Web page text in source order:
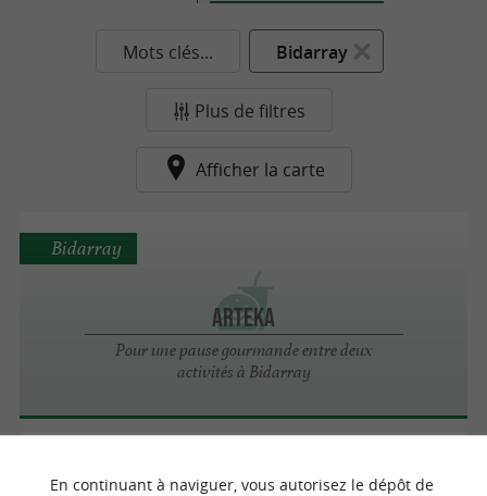
Mots clés... Bidarray
Plus de filtres
Afficher la carte
Arteka
Pour une pause gourmande entre deux
activités à Bidarray
Bidarray
En continuant à naviguer, vous autorisez le dépôt de